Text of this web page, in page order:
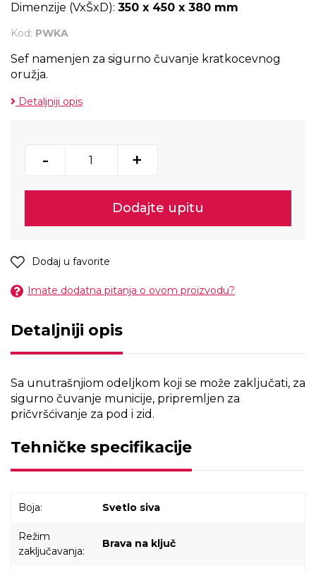
Dimenzije (VxŠxD): 350 x 450 x 380 mm
Kod: PWKA
Sef namenjen za sigurno čuvanje kratkocevnog
oružja.
Detaljniji opis
- +
Dodajte upitu
Dodaj u favorite
Imate dodatna pitanja o ovom proizvodu?
Detaljniji opis
Sa unutrašnjiom odeljkom koji se može zaključati, za
sigurno čuvanje municije, pripremljen za
pričvršćivanje za pod i zid.
Tehničke specifikacije
Boja: Svetlo siva
Režim
zaključavanja:
Brava na ključ